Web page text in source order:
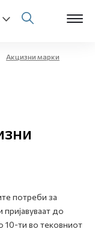
Акцизни марки
потреби за
до
10-ти во тековниот